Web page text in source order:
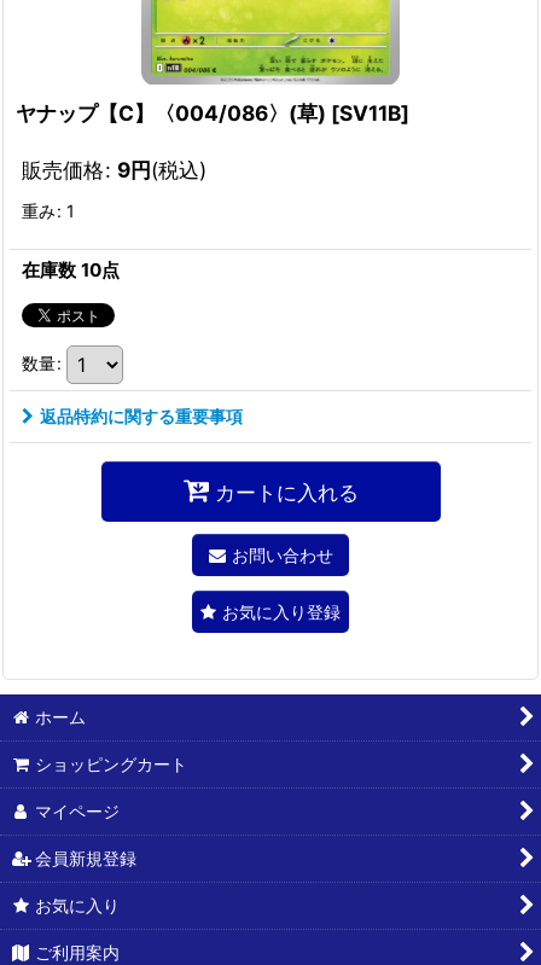
ヤナップ【C】〈004/086〉(草) [SV11B]
販売価格: 9円(税込)
重み: 1
在庫数 10点
数量:
返品特約に関する重要事項
カートに入れる
お問い合わせ
お気に入り登録
ホーム
ショッピングカート
マイページ
会員新規登録
お気に入り
ご利用案内